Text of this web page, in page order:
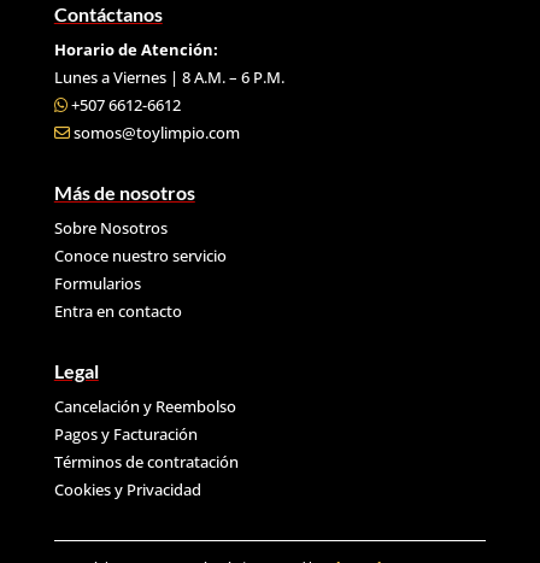
Contáctanos
Horario de Atención:
Lunes a Viernes | 8 A.M. – 6 P.M.
+507 6612-6612
somos@toylimpio.com
Más de nosotros
Sobre Nosotros
Conoce nuestro servicio
Formularios
Entra en contacto
Legal
Cancelación y Reembolso
Pagos y Facturación
Términos de contratación
Cookies y Privacidad